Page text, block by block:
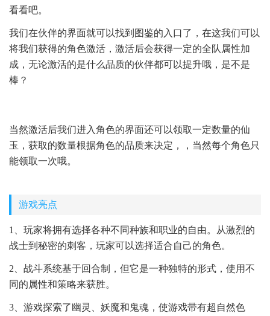
看看吧。
我们在伙伴的界面就可以找到图鉴的入口了，在这我们可以
将我们获得的角色激活，激活后会获得一定的全队属性加
成，无论激活的是什么品质的伙伴都可以提升哦，是不是
棒？
当然激活后我们进入角色的界面还可以领取一定数量的仙
玉，获取的数量根据角色的品质来决定，，当然每个角色只
能领取一次哦。
游戏亮点
1、玩家将拥有选择各种不同种族和职业的自由。从激烈的
战士到秘密的刺客，玩家可以选择适合自己的角色。
2、战斗系统基于回合制，但它是一种独特的形式，使用不
同的属性和策略来获胜。
3、游戏探索了幽灵、妖魔和鬼魂，使游戏带有超自然色